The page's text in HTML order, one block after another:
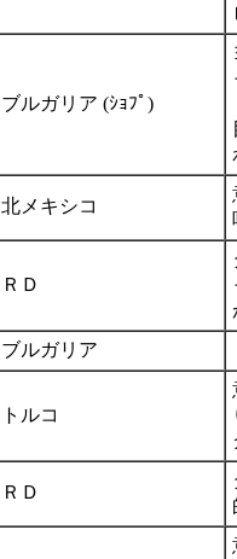
ブルガリア (ｼｮﾌﾟ)
北メキシコ
ＲＤ
ブルガリア
トルコ
ＲＤ